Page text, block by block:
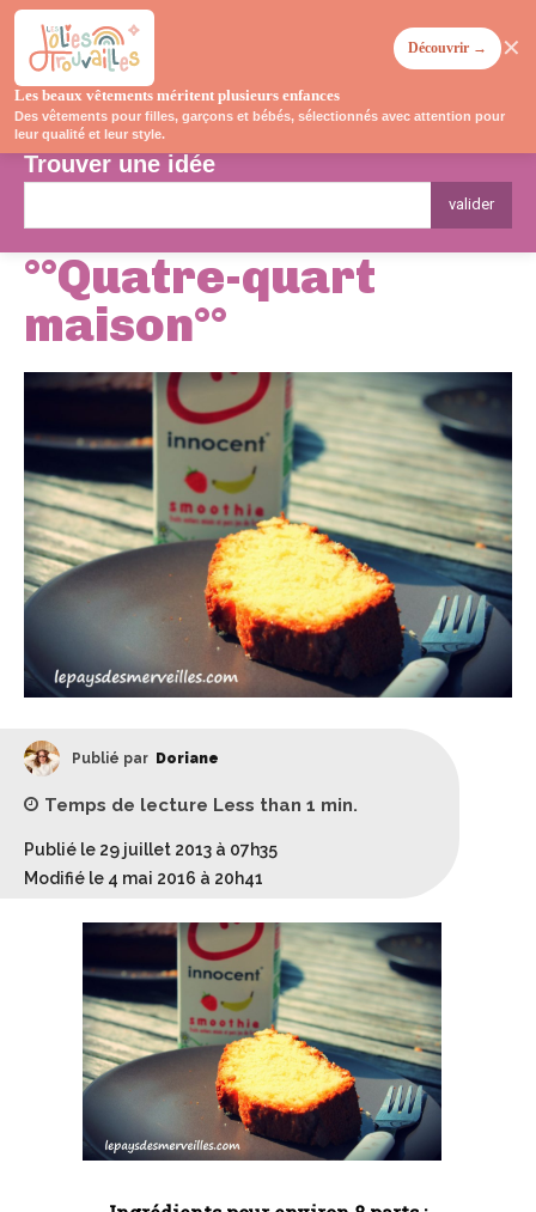
Trouver une idée
valider
°°Quatre-quart
maison°°
Publié par Doriane
Temps de lecture Less than 1 min.
Publié le 29 juillet 2013 à 07h35
Modifié le 4 mai 2016 à 20h41
Les beaux vêtements méritent plusieurs enfances
Des vêtements pour filles, garçons et bébés, sélectionnés avec attention pour
leur qualité et leur style.
Découvrir → ✕